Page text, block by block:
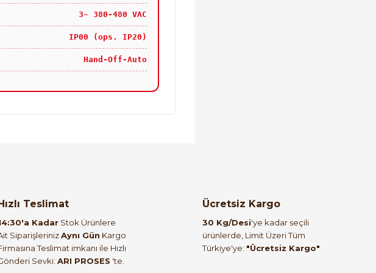
3~ 380-480 VAC
IP00 (ops. IP20)
Hand-Off-Auto
Teslimat
Kadar Stok Ürünlere
SiparişlerinizAynı Gün Kargo
Teslimat imkanı ile Hızlı
Sevki: ARI PROSES 'te.
Ücretsiz Kargo
30 Kg/Desi'ye kadar seçili
ürünlerde, Limit Üzeri Tüm
Türkiye'ye: "Ücretsiz Kargo"